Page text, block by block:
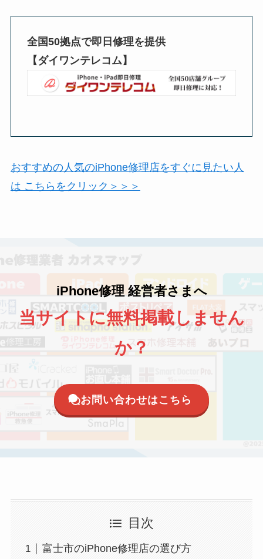
全国50拠点で即日修理を提供
【ダイワンテレコム】
おすすめの人気のiPhone修理店をすぐに見たい人
は こちらをクリック＞＞＞
iPhone修理 経営者さまへ
当サイトに無料掲載しません
か？
お問い合わせはこちら
目次
富士市のiPhone修理店の選び方